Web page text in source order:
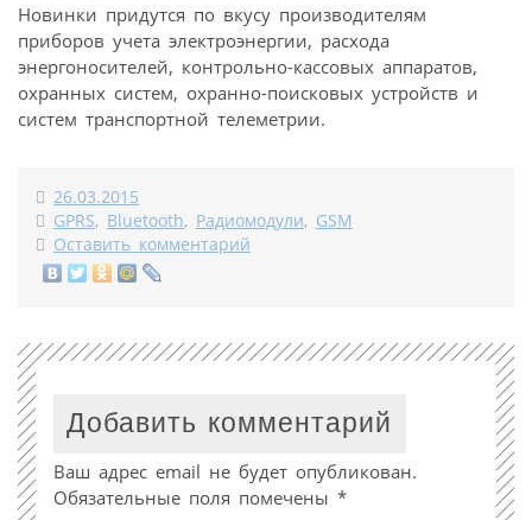
Новинки придутся по вкусу производителям
приборов учета электроэнергии, расхода
энергоносителей, контрольно-кассовых аппаратов,
охранных систем, охранно-поисковых устройств и
систем транспортной телеметрии.
26.03.2015
GPRS, Bluetooth, Радиомодули, GSM
Оставить комментарий
Добавить комментарий
Ваш адрес email не будет опубликован.
Обязательные поля помечены *